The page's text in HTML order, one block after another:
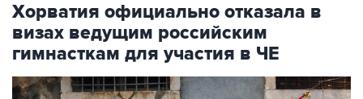
Хорватия официально отказала в
визах ведущим российским
гимнасткам для участия в ЧЕ